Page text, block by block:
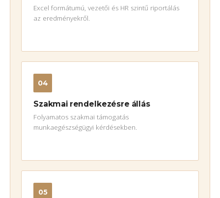
Excel formátumú, vezetői és HR szintű riportálás
az eredményekről.
04
Szakmai rendelkezésre állás
Folyamatos szakmai támogatás
munkaegészségügyi kérdésekben.
05